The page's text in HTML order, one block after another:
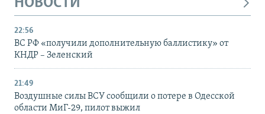
22:56
ВС РФ «получили дополнительную баллистику» от
КНДР – Зеленский
21:49
Воздушные силы ВСУ сообщили о потере в Одесской
области МиГ-29, пилот выжил